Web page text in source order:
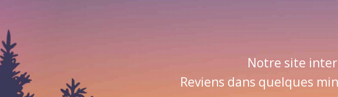
Notre site
Reviens dans quelques